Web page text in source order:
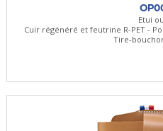
Etui
Cuir régénéré et feutrine R-PET -
Tire-